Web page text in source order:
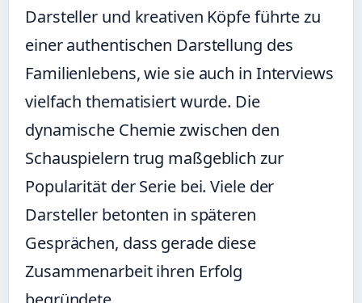
Darsteller und kreativen Köpfe führte zu
einer authentischen Darstellung des
Familienlebens, wie sie auch in Interviews
vielfach thematisiert wurde. Die
dynamische Chemie zwischen den
Schauspielern trug maßgeblich zur
Popularität der Serie bei. Viele der
Darsteller betonten in späteren
Gesprächen, dass gerade diese
Zusammenarbeit ihren Erfolg